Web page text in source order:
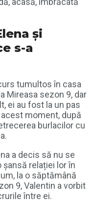
și
s-a
tumultos în casa
Mireasa sezon 9, dar
ei au fost la un pas
moment, după
burlacilor cu
a decis să nu se
șansă relației lor în
la o săptămână
9, Valentin a vorbit
între ei.